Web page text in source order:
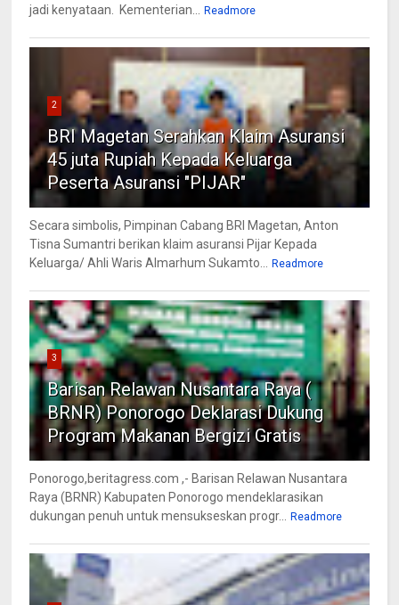
jadi kenyataan. Kementerian... Readmore
2
BRI Magetan Serahkan Klaim Asuransi
45 juta Rupiah Kepada Keluarga
Peserta Asuransi "PIJAR"
Secara simbolis, Pimpinan Cabang BRI Magetan, Anton
Tisna Sumantri berikan klaim asuransi Pijar Kepada
Keluarga/ Ahli Waris Almarhum Sukamto... Readmore
3
Barisan Relawan Nusantara Raya (
BRNR) Ponorogo Deklarasi Dukung
Program Makanan Bergizi Gratis
Ponorogo,beritagress.com ,- Barisan Relawan Nusantara
Raya (BRNR) Kabupaten Ponorogo mendeklarasikan
dukungan penuh untuk mensukseskan progr... Readmore